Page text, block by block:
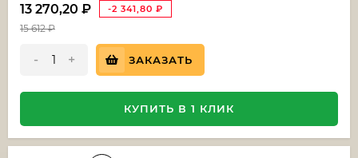
13 270,20 ₽ -2 341,80 ₽
15 612₽
- + ЗАКАЗАТЬ
КУПИТЬ В 1 КЛИК